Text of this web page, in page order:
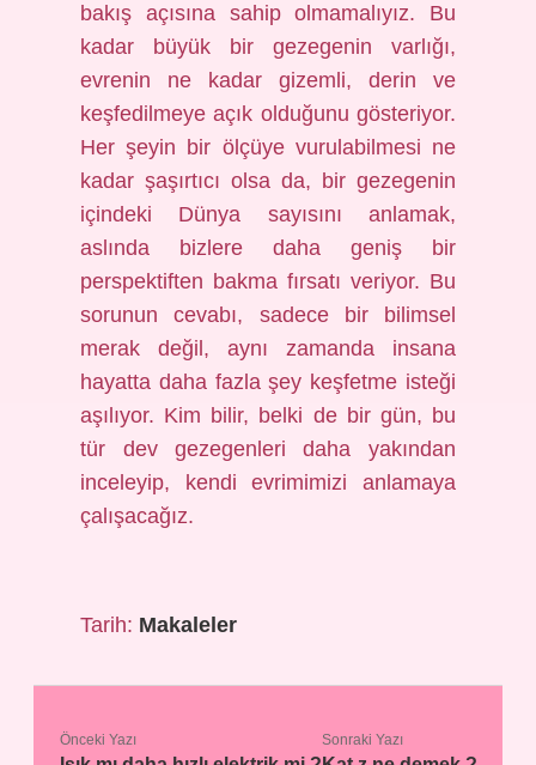
bakış açısına sahip olmamalıyız. Bu
kadar büyük bir gezegenin varlığı,
evrenin ne kadar gizemli, derin ve
keşfedilmeye açık olduğunu gösteriyor.
Her şeyin bir ölçüye vurulabilmesi ne
kadar şaşırtıcı olsa da, bir gezegenin
içindeki Dünya sayısını anlamak,
aslında bizlere daha geniş bir
perspektiften bakma fırsatı veriyor. Bu
sorunun cevabı, sadece bir bilimsel
merak değil, aynı zamanda insana
hayatta daha fazla şey keşfetme isteği
aşılıyor. Kim bilir, belki de bir gün, bu
tür dev gezegenleri daha yakından
inceleyip, kendi evrimimizi anlamaya
çalışacağız.
Tarih: Makaleler
Önceki Yazı Sonraki Yazı